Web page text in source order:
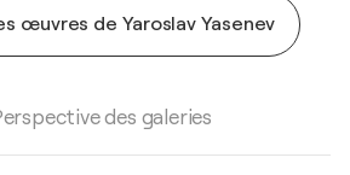
œuvres de Yaroslav Yasenev
des galeries